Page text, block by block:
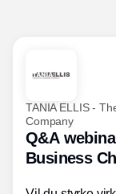
TANIA ELLIS -
Company
Q&A
Business